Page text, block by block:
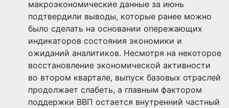
макроэкономические данные за июнь
подтвердили выводы, которые ранее можно
было сделать на основании опережающих
индикаторов состояния экономики и
ожиданий аналитиков. Несмотря на некоторое
восстановление экономической активности
во втором квартале, выпуск базовых отраслей
продолжает слабеть, а главным фактором
поддержки ВВП остается внутренний частный